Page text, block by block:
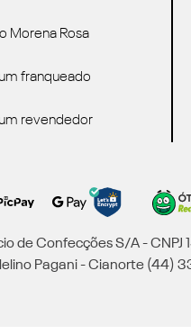
Morena Rosa
franqueado
revendedor
de Confecções S/A -
Pagani - Cianorte (44)